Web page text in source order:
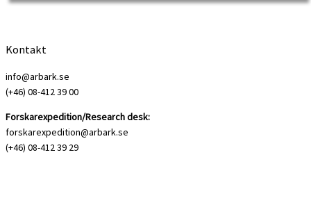
Kontakt
info@arbark.se
(+46) 08-412 39 00
Forskarexpedition/Research desk:
forskarexpedition@arbark.se
(+46) 08-412 39 29